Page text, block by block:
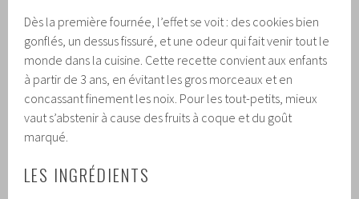
Dès la première fournée, l’effet se voit : des cookies bien
gonflés, un dessus fissuré, et une odeur qui fait venir tout le
monde dans la cuisine. Cette recette convient aux enfants
à partir de 3 ans, en évitant les gros morceaux et en
concassant finement les noix. Pour les tout-petits, mieux
vaut s’abstenir à cause des fruits à coque et du goût
marqué.
LES INGRÉDIENTS